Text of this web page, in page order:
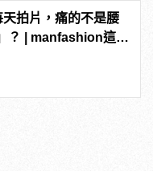
拍片，痛的不是腰
？ | manfashion這樣